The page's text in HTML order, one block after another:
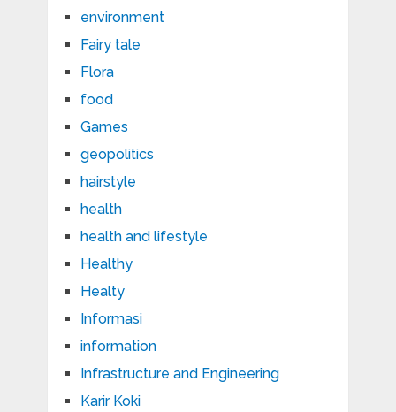
environment
Fairy tale
Flora
food
Games
geopolitics
hairstyle
health
health and lifestyle
Healthy
Healty
Informasi
information
Infrastructure and Engineering
Karir Koki